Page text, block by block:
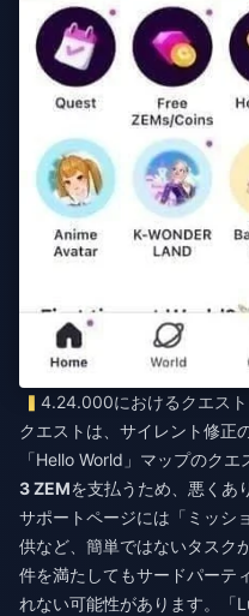
4.24.000におけるクエス
クエストは、サイレント修正
「Hello World」マップのク
3 ZEMを支払うため、悪くあ
サポートページには「ミッシ
供など、簡単ではないタスク
件を満たしてもサードパーテ
れない可能性があります。